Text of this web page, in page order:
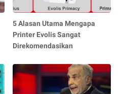
5 Alasan Utama Mengapa
Printer Evolis Sangat
Direkomendasikan